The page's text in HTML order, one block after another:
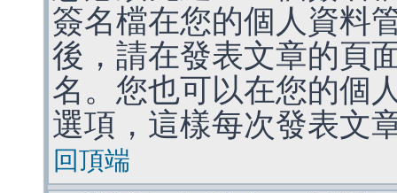
簽名檔在您的個人資料
後，請在發表文章的頁
名。您也可以在您的個
選項，這樣每次發表文
回頂端